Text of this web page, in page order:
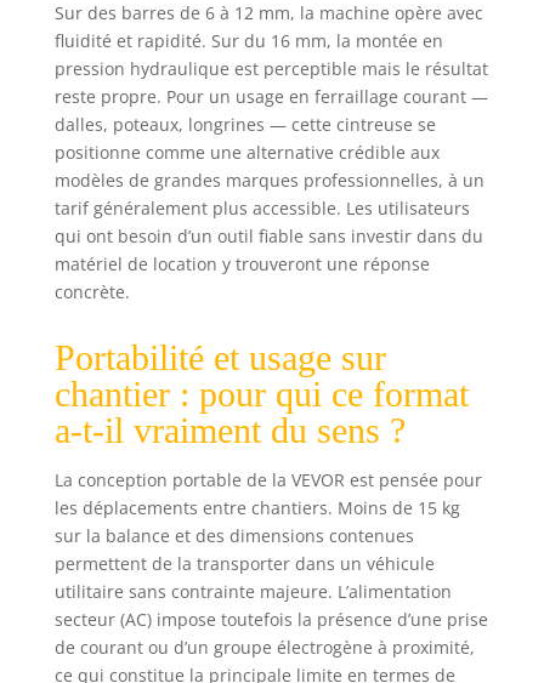
utilisation
prolongée. Le
poids compact et
maniable
minimise la
fatigue même lors
d'une utilisation
prolongée. Pliage
à haute résistance
: Les crochets à
haute résistance
performances de
pliage à long
terme. Équipé
d'un bouton de
tirez simplement
sur la vanne
hydraulique pour
réinitialiser en
après le pliage.
Sur des barres de 6 à 12 mm, la machine opère avec
fluidité et rapidité. Sur du 16 mm, la montée en
pression hydraulique est perceptible mais le résultat
reste propre. Pour un usage en ferraillage courant —
dalles, poteaux, longrines — cette cintreuse se
positionne comme une alternative crédible aux
modèles de grandes marques professionnelles, à un
tarif généralement plus accessible. Les utilisateurs
qui ont besoin d’un outil fiable sans investir dans du
matériel de location y trouveront une réponse
concrète.
Portabilité et usage sur
chantier : pour qui ce format
a-t-il vraiment du sens ?
La conception portable de la VEVOR est pensée pour
les déplacements entre chantiers. Moins de 15 kg
sur la balance et des dimensions contenues
permettent de la transporter dans un véhicule
utilitaire sans contrainte majeure. L’alimentation
secteur (AC) impose toutefois la présence d’une prise
de courant ou d’un groupe électrogène à proximité,
ce qui constitue la principale limite en termes de